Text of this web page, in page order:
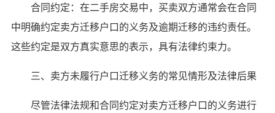
合同约定：在二手房交易中，买卖双方通常会在合同
中明确约定卖方迁移户口的义务及逾期迁移的违约责任。
这些约定是双方真实意思的表示，具有法律约束力。
三、卖方未履行户口迁移义务的常见情形及法律后果
尽管法律法规和合同约定对卖方迁移户口的义务进行